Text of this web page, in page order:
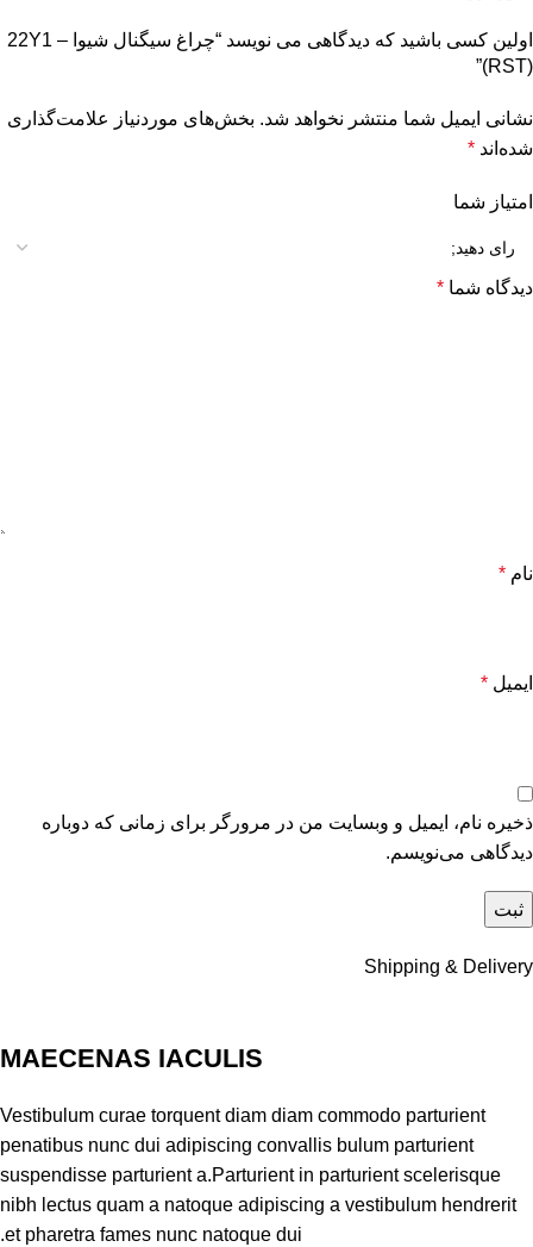
اولین کسی باشید که دیدگاهی می نویسد “چراغ سيگنال شيوا – 22Y1
(RST)”
نشانی ایمیل شما منتشر نخواهد شد. بخش‌های موردنیاز علامت‌گذاری
شده‌اند *
امتیاز شما
دیدگاه شما *
نام *
ایمیل *
ذخیره نام، ایمیل و وبسایت من در مرورگر برای زمانی که دوباره
دیدگاهی می‌نویسم.
Shipping & Delivery
MAECENAS IACULIS
Vestibulum curae torquent diam diam commodo parturient
penatibus nunc dui adipiscing convallis bulum parturient
suspendisse parturient a.Parturient in parturient scelerisque
nibh lectus quam a natoque adipiscing a vestibulum hendrerit
et pharetra fames nunc natoque dui.